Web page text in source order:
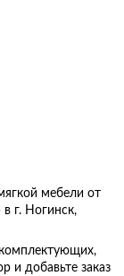
мебели от
г. Ногинск,
и добавьте заказ